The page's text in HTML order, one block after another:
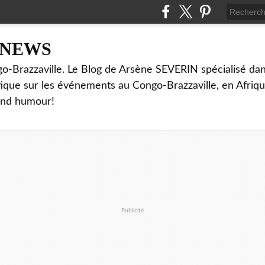
Brazzaville. Le Blog de Arsène SEVERIN spécialisé
sur les événements au Congo-Brazzaville, en
humour!
Publicité